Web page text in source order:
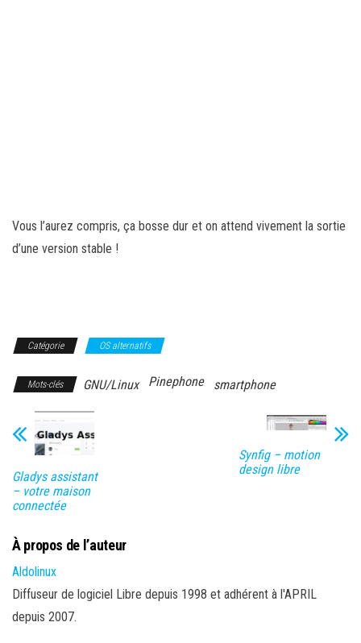
Vous l’aurez compris, ça bosse dur et on attend vivement la sortie
d’une version stable !
Catégorie OS alternatifs
Mots-clés GNU/Linux Pinephone smartphone
Gladys assistant
– votre maison
connectée
Synfig – motion
design libre
À propos de l’auteur
Aldolinux
Diffuseur de logiciel Libre depuis 1998 et adhérent à l'APRIL
depuis 2007.